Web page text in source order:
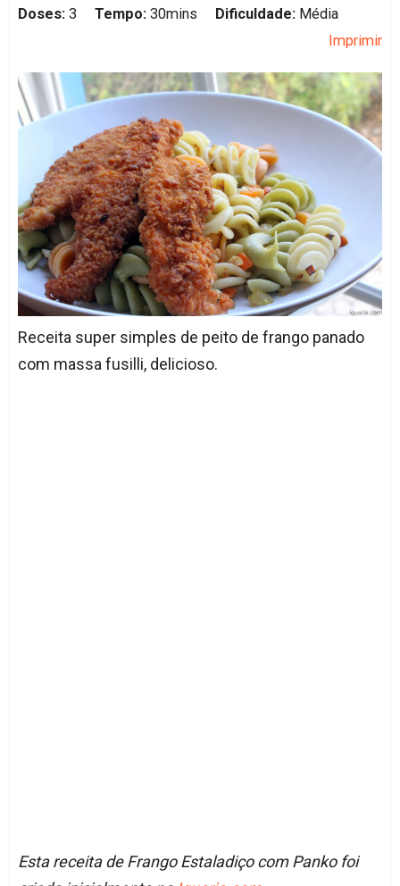
Doses: 3 Tempo: 30mins Dificuldade: Média
Imprimir
Receita super simples de peito de frango panado
com massa fusilli, delicioso.
Esta receita de Frango Estaladiço com Panko foi